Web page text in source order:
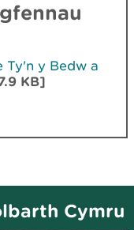
Ty'n y Bedw a
KB]
Cymru